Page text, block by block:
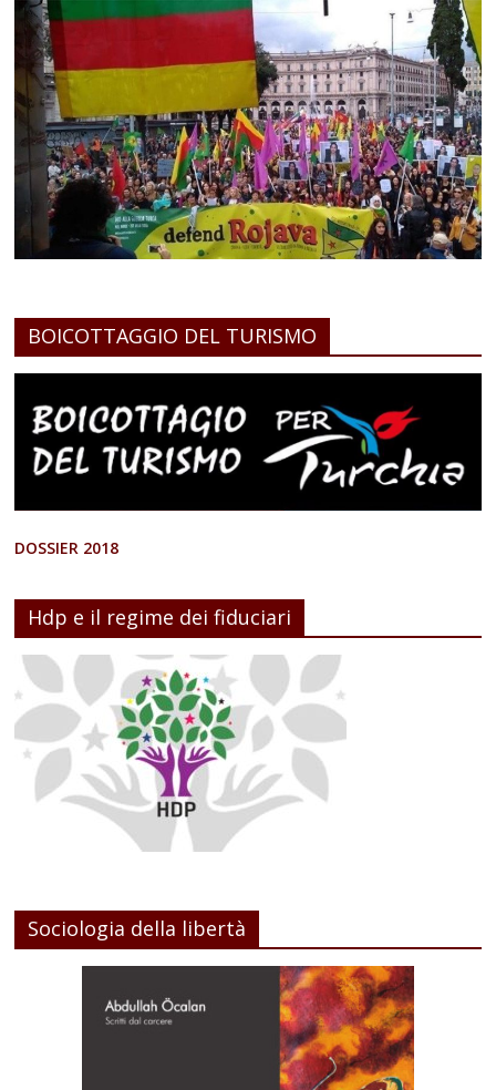
BOICOTTAGGIO DEL TURISMO
DOSSIER 2018
Hdp e il regime dei fiduciari
Sociologia della libertà